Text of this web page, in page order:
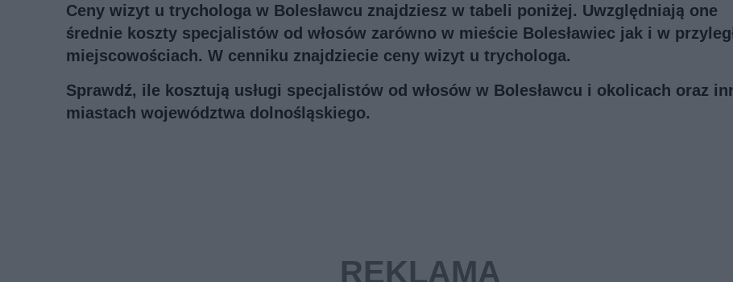
Ceny wizyt u trychologa w Bolesławcu znajdziesz w tabeli poniżej. Uwzględniają one
średnie koszty specjalistów od włosów zarówno w mieście Bolesławiec jak i w
miejscowościach. W cenniku znajdziecie ceny wizyt u trychologa.
Sprawdź, ile kosztują usługi specjalistów od włosów w Bolesławcu i okolicach oraz
miastach województwa dolnośląskiego.